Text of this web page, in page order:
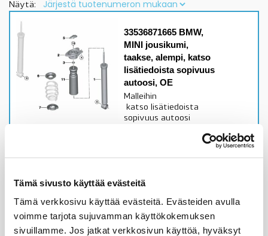
Tämä sivusto käyttää evästeitä
Tämä verkkosivu käyttää evästeitä. Evästeiden avulla
voimme tarjota sujuvamman käyttökokemuksen
sivuillamme. Jos jatkat verkkosivun käyttöä, hyväksyt
Näytä:
33536871665 BMW,
MINI jousikumi,
taakse, alempi, katso
lisätiedoista sopivuus
autoosi, OE
Malleihin
katso lisätiedoista
sopivuus autoosi
toimitusaika 1-3pv
14,12
Lisää ostoskoriin